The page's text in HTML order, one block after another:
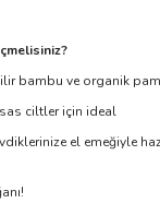
bambu ve organik
ciltler için ideal
el emeğiyle